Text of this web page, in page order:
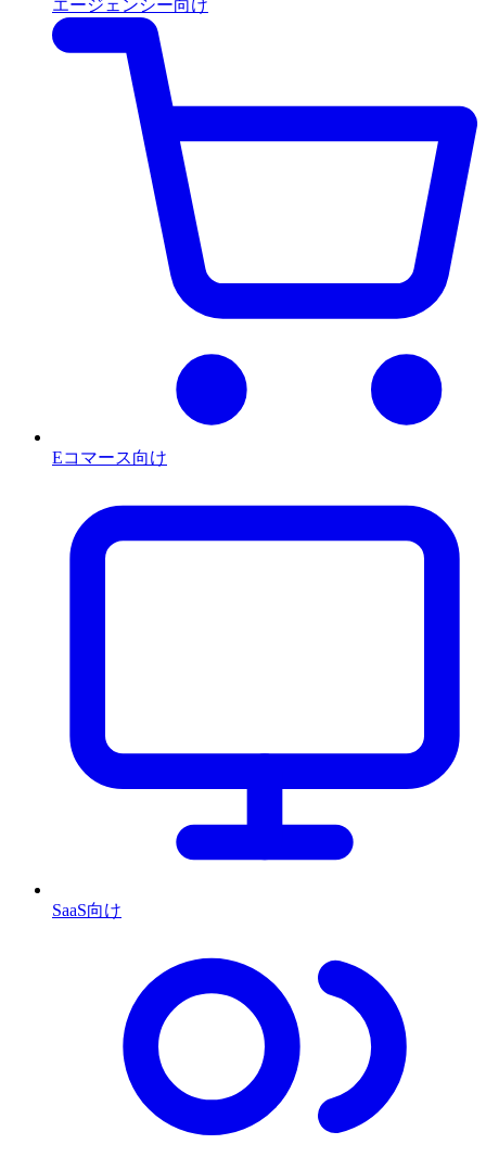
エージェンシー向け
Eコマース向け
SaaS向け